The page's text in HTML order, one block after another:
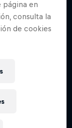
página en
consulta la
de cookies